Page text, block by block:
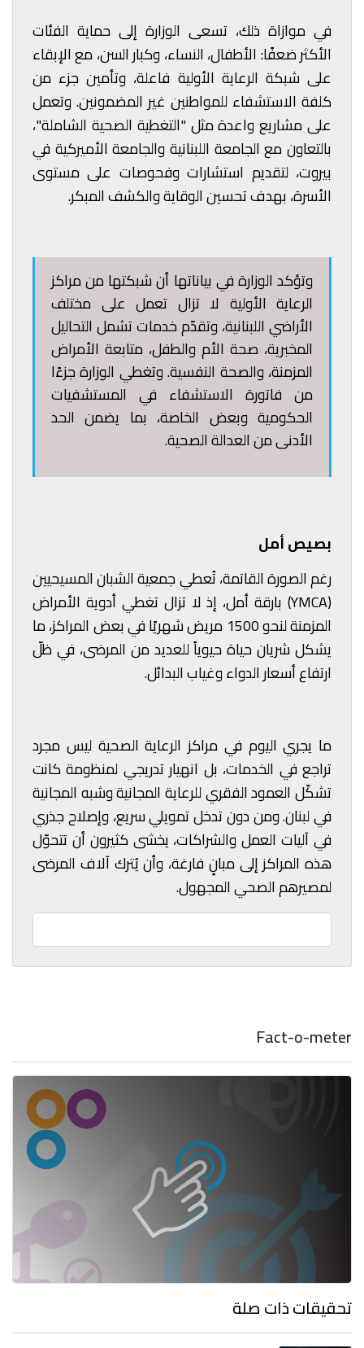
في موازاة ذلك، تسعى الوزارة إلى حماية الفئات
الأكثر ضعفًا: الأطفال، النساء، وكبار السن، مع الإبقاء
على شبكة الرعاية الأولية فاعلة، وتأمين جزء من
كلفة الاستشفاء للمواطنين غير المضمونين. وتعمل
على مشاريع واعدة مثل "التغطية الصحية الشاملة"،
بالتعاون مع الجامعة اللبنانية والجامعة الأميركية في
بيروت، لتقديم استشارات وفحوصات على مستوى
الأسرة، بهدف تحسين الوقاية والكشف المبكر.
وتؤكد الوزارة في بياناتها أن شبكتها من مراكز
الرعاية الأولية لا تزال تعمل على مختلف
الأراضي اللبنانية، وتقدّم خدمات تشمل التحاليل
المخبرية، صحة الأم والطفل، متابعة الأمراض
المزمنة، والصحة النفسية. وتغطي الوزارة جزءًا
من فاتورة الاستشفاء في المستشفيات
الحكومية وبعض الخاصة، بما يضمن الحد
الأدنى من العدالة الصحية.
بصيص أمل
رغم الصورة القاتمة، تُعطي جمعية الشبان المسيحيين
(YMCA) بارقة أمل، إذ لا تزال تغطي أدوية الأمراض
المزمنة لنحو 1500 مريض شهريًا في بعض المراكز، ما
يشكل شريان حياة حيوياً للعديد من المرضى، في ظلّ
ارتفاع أسعار الدواء وغياب البدائل.
ما يجري اليوم في مراكز الرعاية الصحية ليس مجرد
تراجع في الخدمات، بل انهيار تدريجي لمنظومة كانت
تشكّل العمود الفقري للرعاية المجانية وشبه المجانية
في لبنان. ومن دون تدخل تمويلي سريع، وإصلاح جذري
في آليات العمل والشراكات، يخشى كثيرون أن تتحوّل
هذه المراكز إلى مبانٍ فارغة، وأن يُترك آلاف المرضى
لمصيرهم الصحي المجهول.
Fact-o-meter
تحقيقات ذات صلة